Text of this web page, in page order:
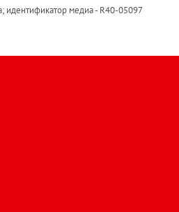
идентификатор медиа - R40-05097